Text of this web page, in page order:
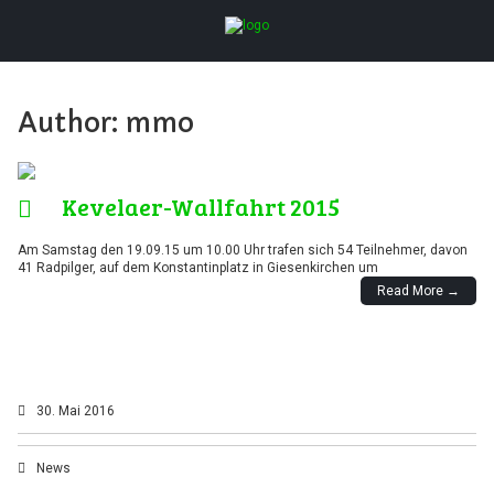
Author: mmo
Kevelaer-Wallfahrt 2015
Am Samstag den 19.09.15 um 10.00 Uhr trafen sich 54 Teilnehmer, davon
41 Radpilger, auf dem Konstantinplatz in Giesenkirchen um
Read More →
30. Mai 2016
News